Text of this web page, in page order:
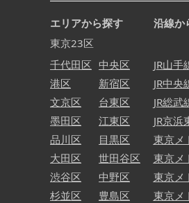
エリアから探す
東京23区
千代田区
港区
文京区
墨田区
品川区
大田区
渋谷区
杉並区
中央区
新宿区
台東区
江東区
目黒区
世田谷区
中野区
豊島区
沿線か
JR山手
JR中央
JR総武
JR京
東京メ
東京メ
東京メ
東京メ